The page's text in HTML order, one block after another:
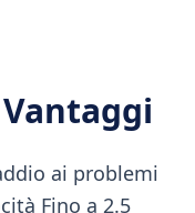
ai problemi
Fino a 2.5